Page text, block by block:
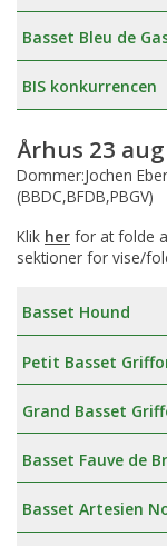
Basset Bleu de
BIS konkurrencen
Århus 23
Dommer:Jochen
(BBDC,BFDB,PBGV)
Klik her for at folde
sektioner for vise/
Basset Hound
Petit Basset
Grand Basset
Basset Fauve de
Basset Artesien